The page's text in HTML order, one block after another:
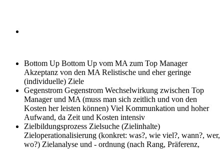
Bottom Up Bottom Up vom MA zum Top Manager
Akzeptanz von den MA Relistische und eher geringe
(individuelle) Ziele
Gegenstrom Gegenstrom Wechselwirkung zwischen Top
Manager und MA (muss man sich zeitlich und von den
Kosten her leisten können) Viel Kommunkation und hoher
Aufwand, da Zeit und Kosten intensiv
Zielbildungsprozess Zielsuche (Zielinhalte)
Zieloperationalisierung (konkret: was?, wie viel?, wann?, wer,
wo?) Zielanalyse und - ordnung (nach Rang, Präferenz,